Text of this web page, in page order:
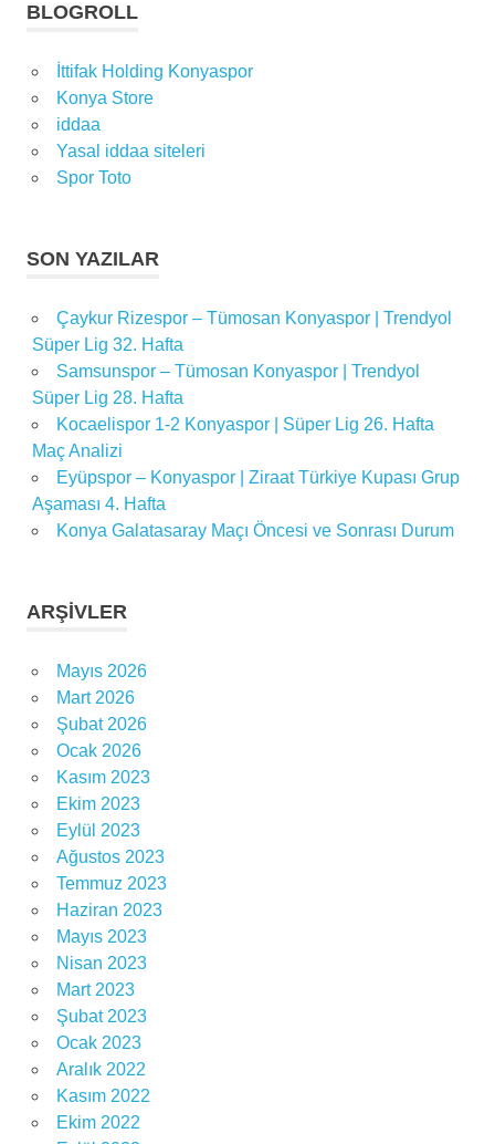
BLOGROLL
İttifak Holding Konyaspor
Konya Store
iddaa
Yasal iddaa siteleri
Spor Toto
SON YAZILAR
Çaykur Rizespor – Tümosan Konyaspor | Trendyol
Süper Lig 32. Hafta
Samsunspor – Tümosan Konyaspor | Trendyol
Süper Lig 28. Hafta
Kocaelispor 1-2 Konyaspor | Süper Lig 26. Hafta
Maç Analizi
Eyüpspor – Konyaspor | Ziraat Türkiye Kupası Grup
Aşaması 4. Hafta
Konya Galatasaray Maçı Öncesi ve Sonrası Durum
ARŞIVLER
Mayıs 2026
Mart 2026
Şubat 2026
Ocak 2026
Kasım 2023
Ekim 2023
Eylül 2023
Ağustos 2023
Temmuz 2023
Haziran 2023
Mayıs 2023
Nisan 2023
Mart 2023
Şubat 2023
Ocak 2023
Aralık 2022
Kasım 2022
Ekim 2022